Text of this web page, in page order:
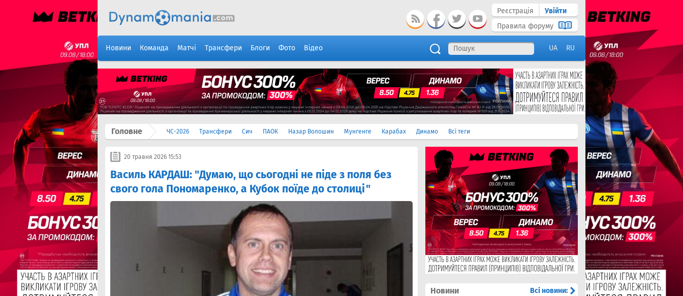
Реєстрація
Увійти
Правила форуму
Новини Команда Матчі Трансфери Блоги Фото Відео UA RU
Головне ЧС-2026 Трансфери Сич ПАОК Назар Волошин Мунгенге Карабах Динамо Всі теги
20 травня 2026 15:53
Василь КАРДАШ: "Думаю, що сьогодні не піде з поля без
свого гола Пономаренко, а Кубок поїде до столиці"
Новини Всі новини: